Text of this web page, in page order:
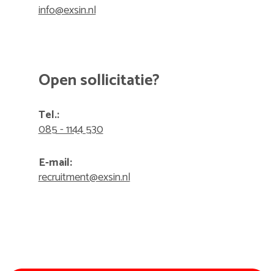
info@exsin.nl
Open sollicitatie?
Tel.:
085 - 1144 530
E-mail:
recruitment@exsin.nl